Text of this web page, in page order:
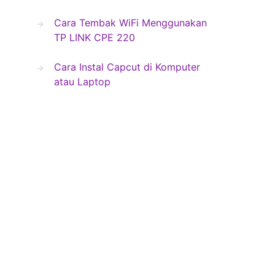
Cara Tembak WiFi Menggunakan
TP LINK CPE 220
Cara Instal Capcut di Komputer
atau Laptop